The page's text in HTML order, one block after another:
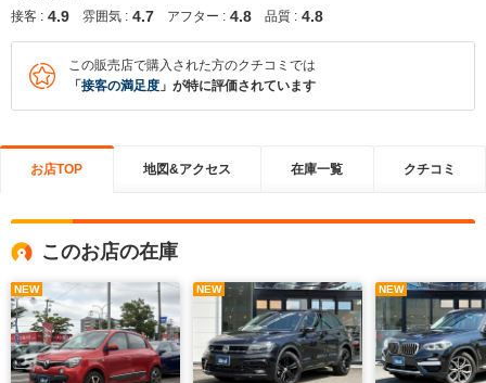
接客 : 4.9 雰囲気 : 4.7 アフター : 4.8 品質 : 4.8
この販売店で購入された方のクチコミでは
「 接客の満足度 」が特に評価されています
お店TOP 地図&アクセス 在庫一覧 クチコミ
このお店の在庫
NEW NEW NEW